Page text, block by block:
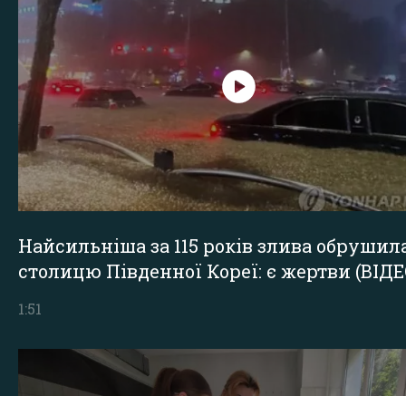
Найсильніша за 115 років злива
столицю Південної Кореї: є жертви
1:51